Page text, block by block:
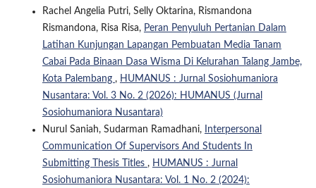
Rachel Angelia Putri, Selly Oktarina, Rismandona
Rismandona, Risa Risa, Peran Penyuluh Pertanian Dalam
Latihan Kunjungan Lapangan Pembuatan Media Tanam
Cabai Pada Binaan Dasa Wisma Di Kelurahan Talang Jambe,
Kota Palembang , HUMANUS : Jurnal Sosiohumaniora
Nusantara: Vol. 3 No. 2 (2026): HUMANUS (Jurnal
Sosiohumaniora Nusantara)
Nurul Saniah, Sudarman Ramadhani,
Interpersonal
Communication Of Supervisors And Students In
Submitting Thesis Titles , HUMANUS : Jurnal
Sosiohumaniora Nusantara: Vol. 1 No. 2 (2024):